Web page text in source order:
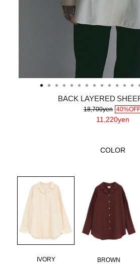
BACK LAYERED
18,700yen 40%OFF
11,220yen
COLOR
IVORY BROWN